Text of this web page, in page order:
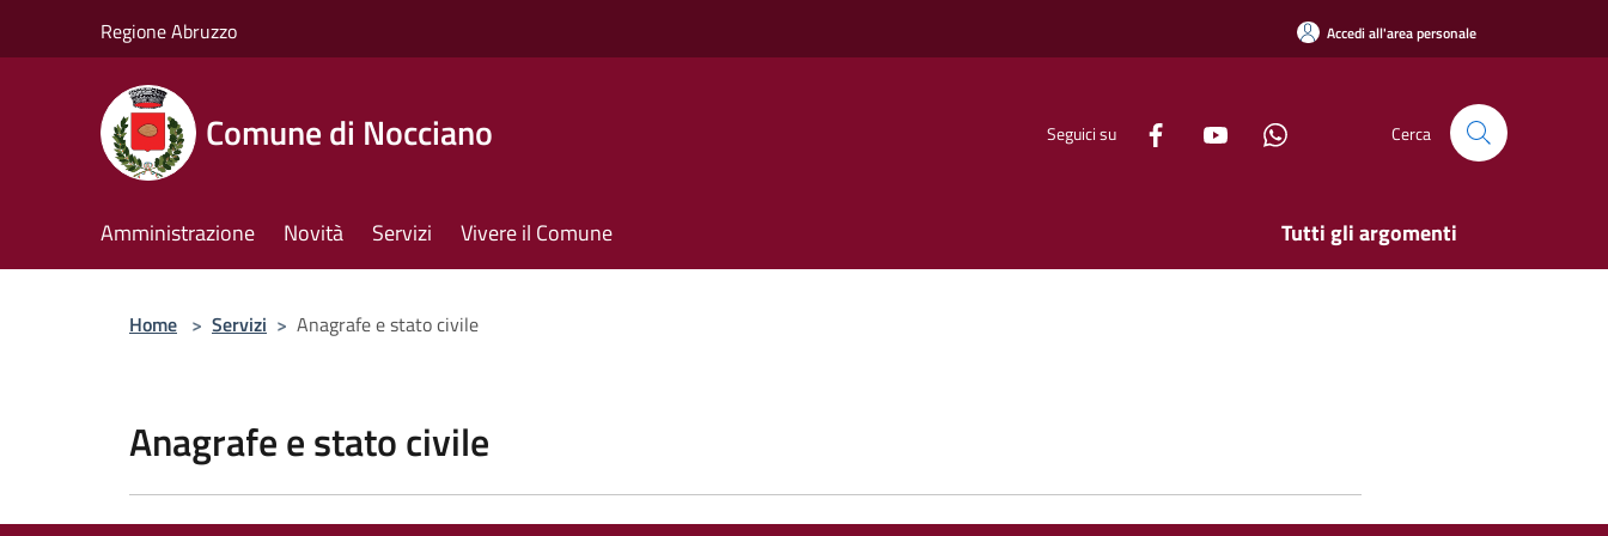
Regione Abruzzo Accedi all'area personale
Comune di Nocciano Seguici su Cerca
Amministrazione Novità Servizi Vivere il Comune Tutti gli argomenti
Home > Servizi > Anagrafe e stato civile
Anagrafe e stato civile